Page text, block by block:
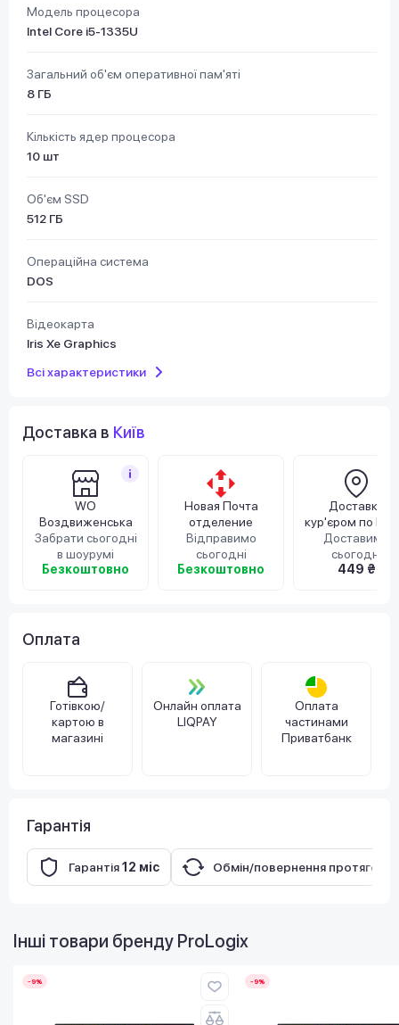
Модель процесора
Intel Core i5-1335U
Загальний об'єм оперативної пам'яті
8 ГБ
Кількість ядер процесора
10 шт
Об'єм SSD
512 ГБ
Операційна система
DOS
Відеокарта
Iris Xe Graphics
Всі характеристики
Доставка в Київ
WO
Воздвиженська
Забрати сьогодні
в шоурумі
Безкоштовно
Новая Почта
отделение
Відправимо
сьогодні
Безкоштовно
Доставка
кур'єром по
Доставимо
сьогодні
449 ₴
Оплата
Готівкою/
картою в
магазині
Онлайн оплата
LIQPAY
Оплата
частинами
Приватбанк
Гарантія
Гарантія12 міс Обмін/повернення протягом
Інші товари бренду ProLogix
-9% -9%